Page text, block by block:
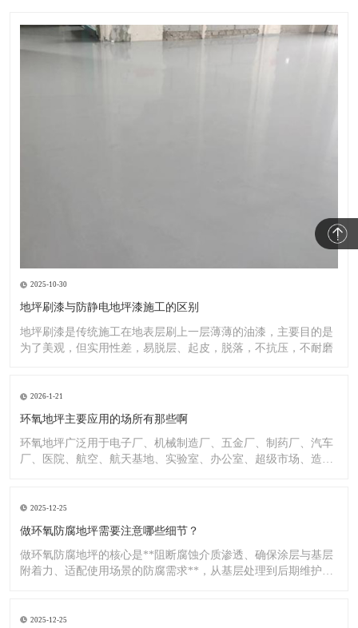
2025-10-30
地坪刷漆与防静电地坪漆施工的区别
地坪刷漆是传统施工在地表层刷上一层薄薄的油漆，主要目的是
为了美观，但实用性差，易脱层、起皮，脱落，不抗压，不耐磨
2026-1-21
环氧地坪主要应用的场所有那些啊
环氧地坪广泛用于电子厂、机械制造厂、五金厂、制药厂、汽车
厂、医院、航空、航天基地、实验室、办公室、超级市场、造纸
2025-12-25
做环氧防腐地坪需要注意哪些细节？
做环氧防腐地坪的核心是**阻断腐蚀介质渗透、确保涂层与基层
附着力、适配使用场景的防腐需求**，从基层处理到后期维护，
2025-12-25